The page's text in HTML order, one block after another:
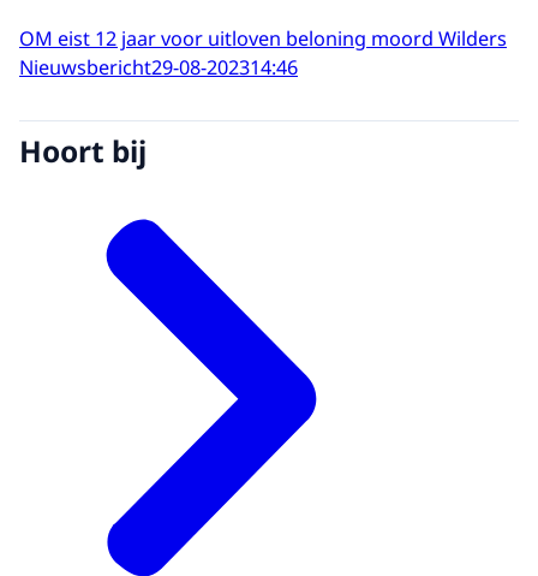
OM eist 12 jaar voor uitloven beloning moord Wilders
Nieuwsbericht29-08-202314:46
Hoort bij